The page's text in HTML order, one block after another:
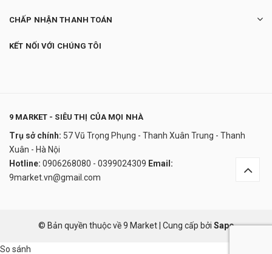
CHẤP NHẬN THANH TOÁN
KẾT NỐI VỚI CHÚNG TÔI
9 MARKET - SIÊU THỊ CỦA MỌI NHÀ
Trụ sở chính: 57 Vũ Trọng Phụng - Thanh Xuân Trung - Thanh
Xuân - Hà Nội
Hotline: 0906268080 - 0399024309 Email:
9market.vn@gmail.com
© Bản quyền thuộc về 9 Market Cung cấp bởi Sapo
So sánh